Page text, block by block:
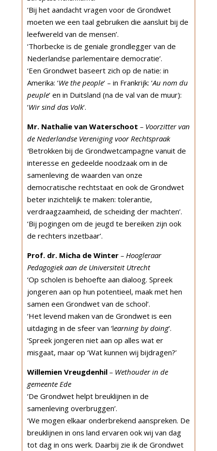
‘Bij het aandacht vragen voor de Grondwet
moeten we een taal gebruiken die aansluit bij de
leefwereld van de mensen’.
‘Thorbecke is de geniale grondlegger van de
Nederlandse parlementaire democratie’.
‘Een Grondwet baseert zich op de natie: in
Amerika: ‘We the people‘ – in Frankrijk: ‘Au nom du
peuple‘ en in Duitsland (na de val van de muur):
‘Wir sind das Volk‘.
Mr. Nathalie van Waterschoot – Voorzitter van
de Nederlandse Vereniging voor Rechtspraak
‘Betrokken bij de Grondwetcampagne vanuit de
interesse en gedeelde noodzaak om in de
samenleving de waarden van onze
democratische rechtstaat en ook de Grondwet
beter inzichtelijk te maken: tolerantie,
verdraagzaamheid, de scheiding der machten’.
‘Bij pogingen om de jeugd te bereiken zijn ook
de rechters inzetbaar’.
Prof. dr. Micha de Winter– Hoogleraar
Pedagogiek aan de Universiteit Utrecht
‘Op scholen is behoefte aan dialoog. Spreek
jongeren aan op hun potentieel, maak met hen
samen een Grondwet van de school’.
‘Het levend maken van de Grondwet is een
uitdaging in de sfeer van ‘learning by doing‘.
‘Spreek jongeren niet aan op alles wat er
misgaat, maar op ‘Wat kunnen wij bijdragen?’
Willemien Vreugdenhil– Wethouder in de
gemeente Ede
‘De Grondwet helpt breuklijnen in de
samenleving overbruggen’.
‘We mogen elkaar onderbrekend aanspreken. De
breuklijnen in ons land ervaren ook wij van dag
tot dag in ons werk. Daarbij zie ik de Grondwet